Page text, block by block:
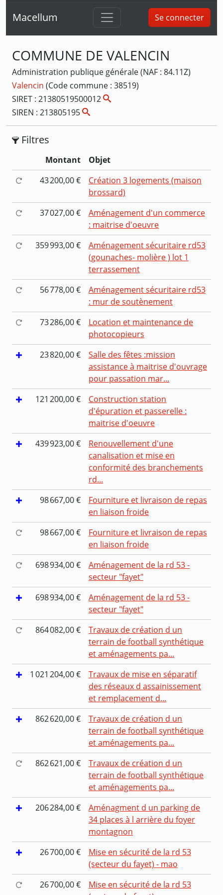
Macellum Se connecter
COMMUNE DE VALENCIN
Administration publique générale (NAF : 84.11Z)
Valencin (Code commune : 38519)
SIRET : 21380519500012
SIREN : 213805195
Filtres
Montant
Objet
43 200,00 €
Création 3 logements (maison
brossard)
37 027,00 €
Aménagement d'un commerce
: maitrise d'oeuvre
359 993,00 €
Aménagement sécuritaire rd53
(gounaches- molière ) lot 1
terrassement
56 778,00 €
Aménagement sécuritaire rd53
: mur de soutènement
73 286,00 €
Location et maintenance de
photocopieurs
23 820,00 €
Salle des fêtes :mission
assistance à maitrise d'ouvrage
pour passation mar...
121 200,00 €
Construction station
d'épuration et passerelle :
maitrise d'oeuvre
439 923,00 €
Renouvellement d'une
canalisation et mise en
conformité des branchements
rd...
98 667,00 €
Fourniture et livraison de repas
en liaison froide
98 667,00 €
Fourniture et livraison de repas
en liaison froide
698 934,00 €
Aménagement de la rd 53 -
secteur "fayet"
698 934,00 €
Aménagement de la rd 53 -
secteur "fayet"
864 082,00 €
Travaux de création d un
terrain de football synthétique
et aménagements pa...
1 021 204,00 €
Travaux de mise en séparatif
des réseaux d assainissement
et remplacement d...
862 620,00 €
Travaux de création d un
terrain de football synthétique
et aménagements pa...
862 621,00 €
Travaux de création d un
terrain de football synthétique
et aménagements pa...
206 284,00 €
Aménagment d un parking de
34 places à l arrière du foyer
montagnon
26 700,00 €
Mise en sécurité de la rd 53
(secteur du fayet) - mao
26 700,00 €
Mise en sécurité de la rd 53